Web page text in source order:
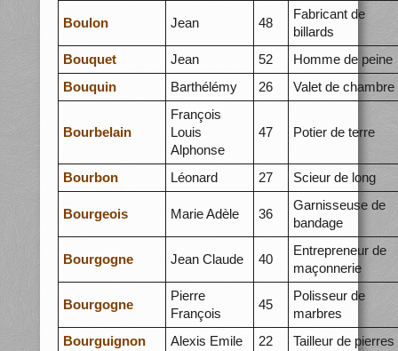
Boulon Jean 48
Fabricant de
billards
Bouquet
Jean 52
Homme de peine
Bouquin
Barthélémy 26 Valet de chambre
Bourbelain
François
Louis
Alphonse
47 Potier de terre
Bourbon Léonard 27 Scieur de long
Bourgeois Marie Adèle 36
Garnisseuse de
bandage
Bourgogne Jean Claude 40
Entrepreneur de
maçonnerie
Bourgogne
Pierre
François
45
Polisseur de
marbres
Bourguignon
Alexis Emile 22
Tailleur de pierres